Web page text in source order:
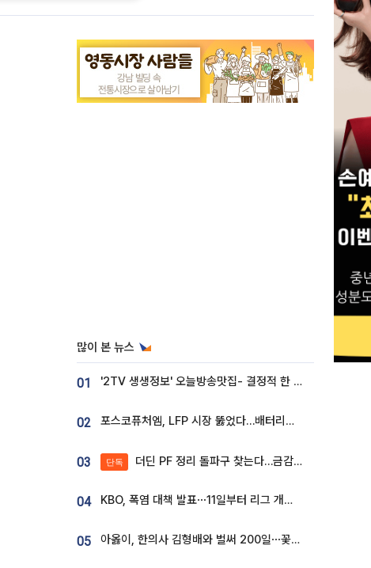
많이 본 뉴스
01 '2TV 생생정보' 오늘방송맛집- 결정적 한 수, 3종 메밀면! 메밀 소바 맛집 '의○○○○'
02 포스코퓨처엠, LFP 시장 뚫었다…배터리사와 대규모 장기 공급 합의
03 단독 더딘 PF 정리 돌파구 찾는다…금감원, 1년 반 만에 매각설명회 재개
04 KBO, 폭염 대책 발표⋯11일부터 리그 개시ㆍ경기 오후 7시 시작
05 아옳이, 한의사 김형배와 벌써 200일⋯꽃다발 들고 "프러포즈 아냐"